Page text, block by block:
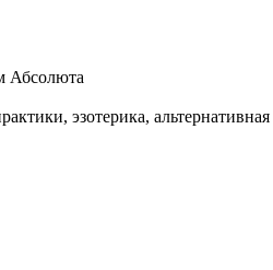
Абсолюта
эзотерика,